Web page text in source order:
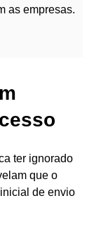
as empresas.
ter ignorado
que o
de envio